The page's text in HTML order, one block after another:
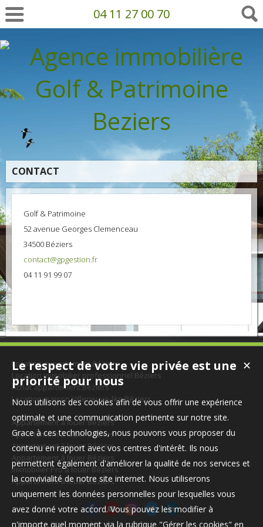
04 11 27 00 70
CONTACT
Golf & Patrimoine
52 avenue Georges Clemenceau
34500 Béziers
contact@gpgestion.fr
04 11 91 99 07
Location appartement Béziers
Location immobilier professionnel Béziers
Achat appartement Béziers
Location maison Villeneuve-lès-Béziers
Appartement à louer Béziers
Appartement à louer Béziers
Appartement à louer Béziers
Appartement à louer Béziers
Immobilier Pro à louer Béziers
Appartement à louer Béziers
✕
Le respect de votre vie privée est une
priorité pour nous
Nous utilisons des cookies afin de vous offrir une expérience
optimale et une communication pertinente sur notre site.
Grace à ces technologies, nous pouvons vous proposer du
contenu en rapport avec vos centres d'intérêt. Ils nous
permettent également d'améliorer la qualité de nos services et
la convivialité de notre site internet. Nous utiliserons
uniquement les données personnelles pour lesquelles vous
avez donné votre accord. Vous pouvez les modifier à
n'importe quel moment via la rubrique "Gérer les cookies" en